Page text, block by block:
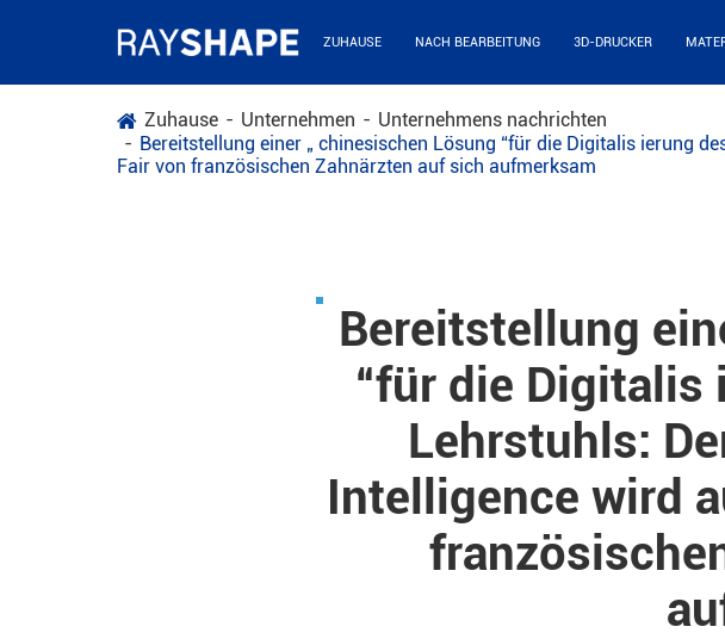
ZUHAUSE NACH BEARBEITUNG 3D-DRUCKER
Zuhause Unternehmen
Unternehmens nachrichten
Bereitstellung einer „ chinesischen Lösung “für die Digitalis ierung
Fair von französischen Zahnärzten auf sich aufmerksam
Bereitstellung
“für die Digitalis
Lehrstuhls:
Intelligence wird